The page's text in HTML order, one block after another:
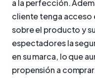
a la perfección.
cliente tenga acceso
sobre el producto y
espectadores la
en su marca, lo que
propensión a